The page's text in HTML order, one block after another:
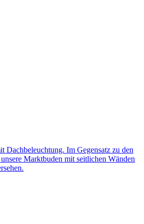
Dachbeleuchtung. Im Gegensatz zu den
Marktbuden mit seitlichen Wänden